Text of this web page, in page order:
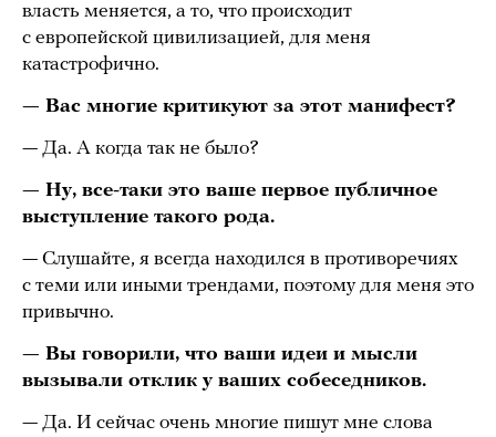
власть меняется, а то, что происходит
с европейской цивилизацией, для меня
катастрофично.
— Вас многие критикуют за этот манифест?
— Да. А когда так не было?
— Ну, все-таки это ваше первое публичное
выступление такого рода.
— Слушайте, я всегда находился в противоречиях
с теми или иными трендами, поэтому для меня это
привычно.
— Вы говорили, что ваши идеи и мысли
вызывали отклик у ваших собеседников.
— Да. И сейчас очень многие пишут мне слова